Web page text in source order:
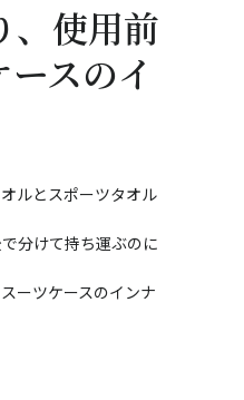
、使用前
スのイ
ルとスポーツタオル
分けて持ち運ぶのに
ーツケースのインナ